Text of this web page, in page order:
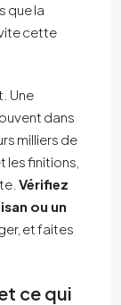
que la
cette
Une
dans
milliers de
les finitions,
Vérifiez
ou un
et faites
ce qui